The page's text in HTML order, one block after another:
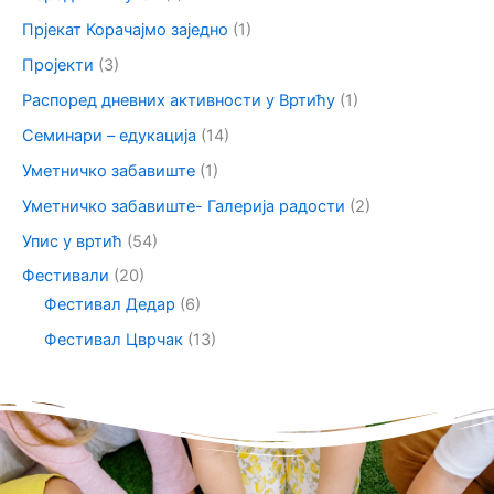
Прјекат Корачајмо заједно (1)
Пројекти (3)
Распоред дневних активности у Вртићу (1)
Семинари – едукација (14)
Уметничко забавиште (1)
Уметничко забавиште- Галерија радости (2)
Упис у вртић (54)
Фестивали (20)
Фестивал Дедар (6)
Фестивал Цврчак (13)